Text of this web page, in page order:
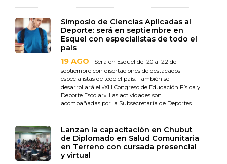
Simposio de Ciencias Aplicadas al
Deporte: será en septiembre en
Esquel con especialistas de todo el
país
19 AGO - Será en Esquel del 20 al 22 de
septiembre con disertaciones de destacados
especialistas de todo el país. También se
desarrollará el «XIII Congreso de Educación Física y
Deporte Escolar». Las actividades son
acompañadas por la Subsecretaría de Deportes...
Lanzan la capacitación en Chubut
de Diplomado en Salud Comunitaria
en Terreno con cursada presencial
y virtual